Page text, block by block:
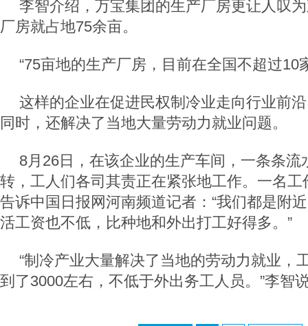
李智介绍，万宝集团的生产厂房更让人叹
厂房就占地75余亩。
“75亩地的生产厂房，目前在全国不超过10
这样的企业在促进民权制冷业走向行业前
同时，还解决了当地大量劳动力就业问题。
8月26日，在该企业的生产车间，一条条流
转，工人们各司其责正在紧张地工作。一名
告诉中国日报网河南频道记者：“我们都是附
活工资也不低，比种地和外出打工好得多。”
“制冷产业大量解决了当地的劳动力就业，
到了3000左右，不低于外出务工人员。”李智